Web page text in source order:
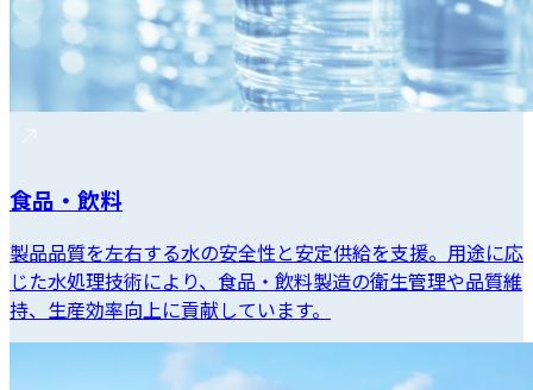
食品・飲料
製品品質を左右する水の安全性と安定供給を支援。用途に応
じた水処理技術により、食品・飲料製造の衛生管理や品質維
持、生産効率向上に貢献しています。